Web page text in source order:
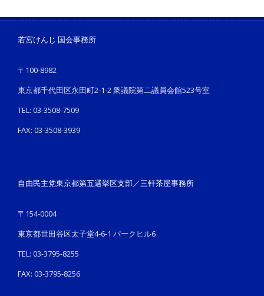
若宮けんじ 国会事務所
〒100-8982
東京都千代田区永田町2-1-2 衆議院第二議員会館523号室
TEL: 03-3508-7509
FAX: 03-3508-3939
自由民主党東京都第五選挙区支部／三軒茶屋事務所
〒154-0004
東京都世田谷区太子堂4-6-1 パークヒル6
TEL: 03-3795-8255
FAX: 03-3795-8256